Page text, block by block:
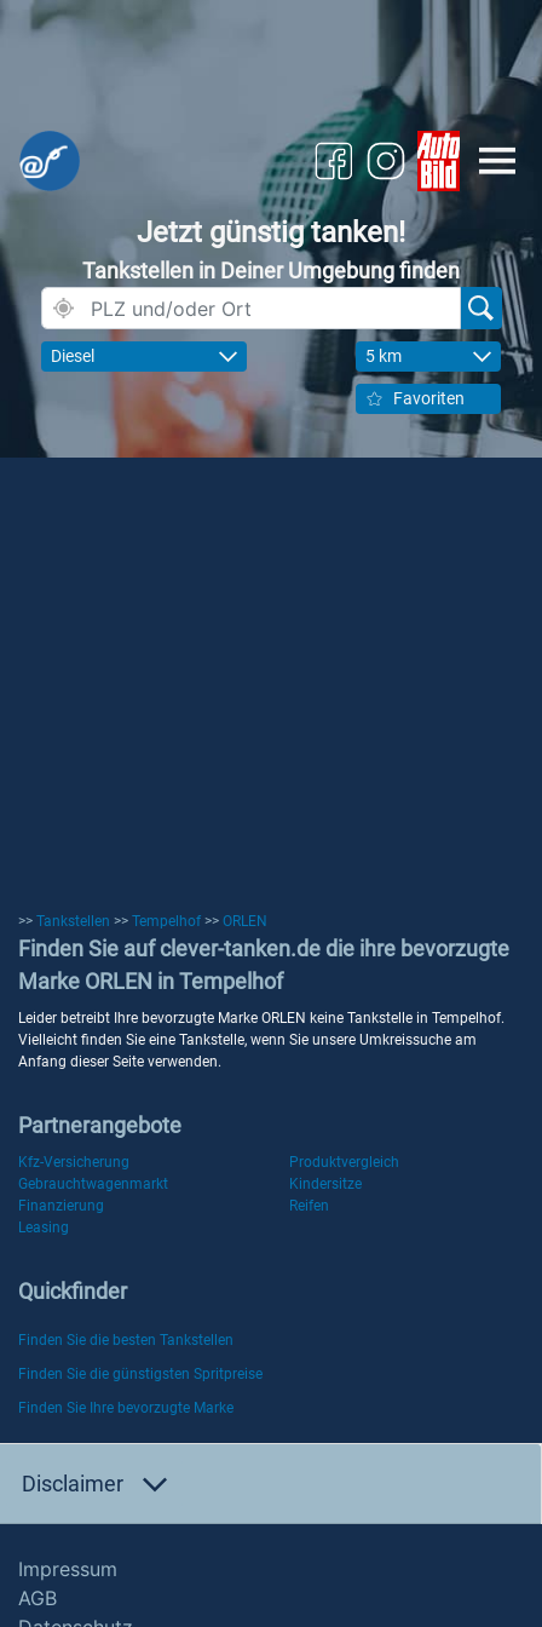
Jetzt günstig tanken!
Tankstellen in Deiner Umgebung finden
Diesel 5 km
Favoriten
>> Tankstellen >> Tempelhof >> ORLEN
Finden Sie auf clever-tanken.de die ihre bevorzugte
Marke ORLEN in Tempelhof
Leider betreibt Ihre bevorzugte Marke ORLEN keine Tankstelle in Tempelhof.
Vielleicht finden Sie eine Tankstelle, wenn Sie unsere Umkreissuche am
Anfang dieser Seite verwenden.
Partnerangebote
Kfz-Versicherung
Produktvergleich
Gebrauchtwagenmarkt
Kindersitze
Finanzierung
Reifen
Leasing
Quickfinder
Finden Sie die besten Tankstellen
Finden Sie die günstigsten Spritpreise
Finden Sie Ihre bevorzugte Marke
Disclaimer
Impressum
AGB